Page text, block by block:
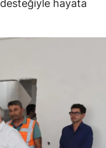
desteğiyle hayata